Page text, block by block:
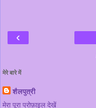
‹
मेरे बारे में
शैलपुत्री
मेरा पूरा प्रोफ़ाइल देखें